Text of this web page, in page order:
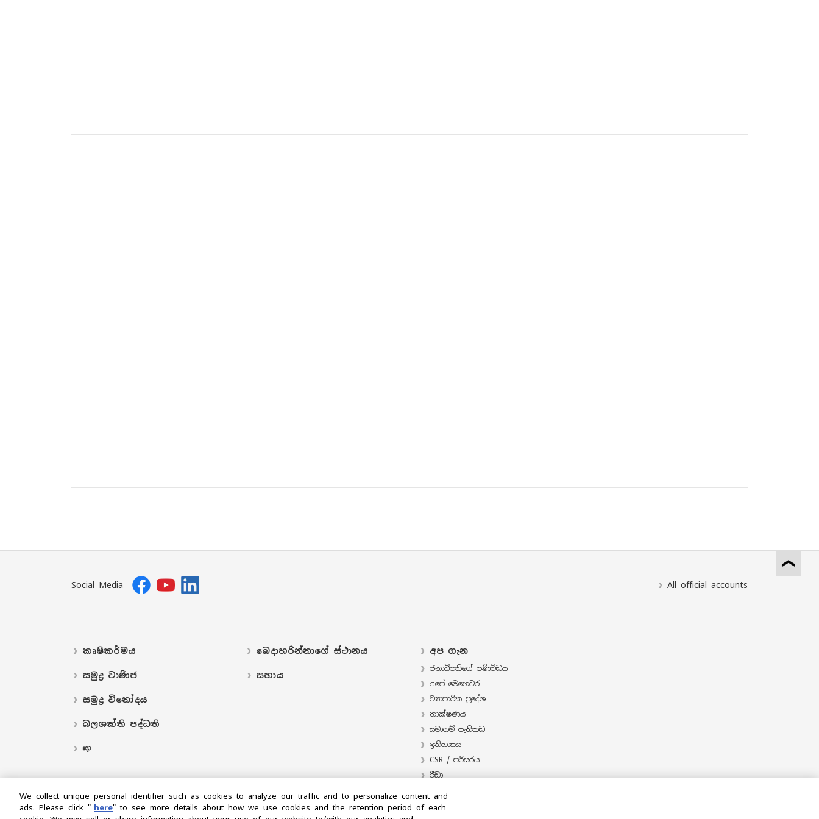
Social Media All official accounts
කෘෂිකර්මය
සමුද්‍ර වාණිජ
සමුද්‍ර විනෝදය
බලශක්ති පද්ධති
လှေ
බෙදාහරින්නාගේ ස්ථානය
සහාය
අප ගැන
ජනාධිපතිගේ පණිවිඩය
අපේ මෙහෙවර
ව්‍යාපාරික ප්‍රදේශ
තාක්ෂණය
සමාගම් පැතිකඩ
ඉතිහාසය
CSR / පරිසරය
‍රීඩා
We collect unique personal identifier such as cookies to analyze our traffic and to personalize content and
ads. Please click " here" to see more details about how we use cookies and the retention period of each